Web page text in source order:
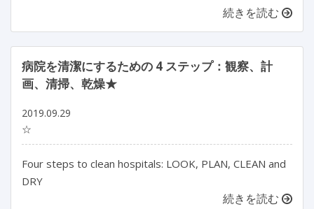
続きを読む
病院を清潔にするための 4 ステップ：観察、計
画、清掃、乾燥★
2019.09.29
☆
Four steps to clean hospitals: LOOK, PLAN, CLEAN and
DRY
続きを読む